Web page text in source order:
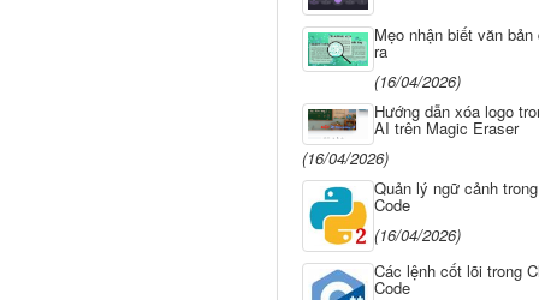
Mẹo nhận biết văn
ra
(16/04/2026)
Hướng dẫn xóa logo
AI trên Magic Eraser
(16/04/2026)
Quản lý ngữ cảnh
Code
(16/04/2026)
Các lệnh cốt lõi trong
Code